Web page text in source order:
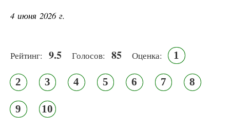
4 июня 2026 г.
Рейтинг: 9.5 Голосов: 85 Оценка: 1
2 3 4 5 6 7 8
9 10